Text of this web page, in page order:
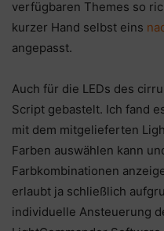
verfügbaren Themes so
kurzer Hand selbst eins
angepasst.
Auch für die LEDs des
Script gebastelt. Ich fand
mit dem mitgelieferten
Farben auswählen kann
Farbkombinationen
erlaubt ja schließlich
individuelle Ansteuerung